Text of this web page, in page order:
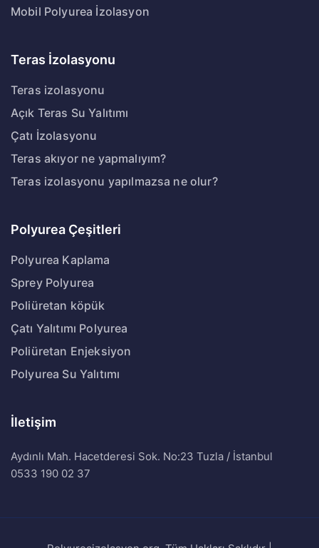
Mobil Polyurea İzolasyon
Teras İzolasyonu
Teras izolasyonu
Açık Teras Su Yalıtımı
Çatı İzolasyonu
Teras akıyor ne yapmalıyım?
Teras izolasyonu yapılmazsa ne olur?
Polyurea Çeşitleri
Polyurea Kaplama
Sprey Polyurea
Poliüretan köpük
Çatı Yalıtımı Polyurea
Poliüretan Enjeksiyon
Polyurea Su Yalıtımı
İletişim
Aydınlı Mah. Hacetderesi Sok. No:23 Tuzla / İstanbul
0533 190 02 37